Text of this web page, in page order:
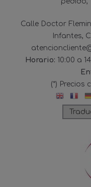
Calle Doctor
Infantes,
Horario: 10:00 a
(*) Precios